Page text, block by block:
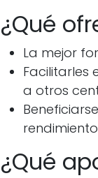
¿Qué
La mejor
Facilitarles
a otros
¿Qué